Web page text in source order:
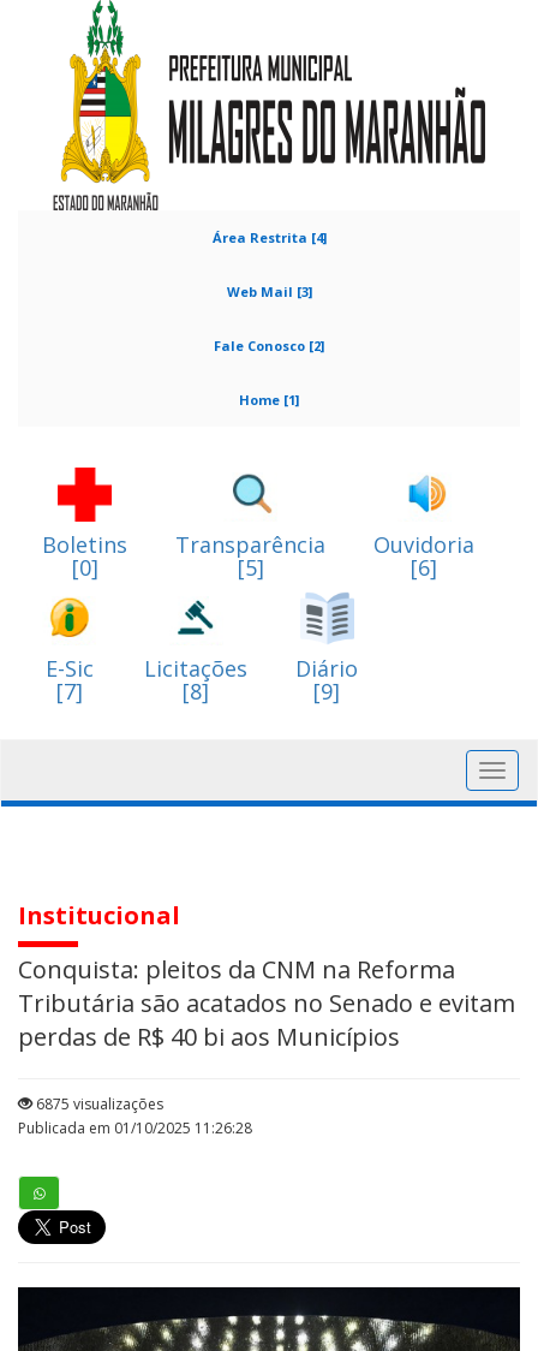
Área Restrita [4]
Web Mail [3]
Fale Conosco [2]
Home [1]
Boletins
[0]
Transparência
[5]
Ouvidoria
[6]
E-Sic
[7]
Licitações
[8]
Diário
[9]
Institucional
Conquista: pleitos da CNM na Reforma
Tributária são acatados no Senado e evitam
perdas de R$ 40 bi aos Municípios
6875 visualizações
Publicada em 01/10/2025 11:26:28